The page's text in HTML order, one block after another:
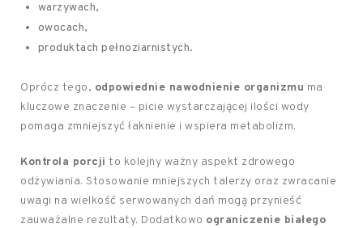
warzywach,
owocach,
produktach pełnoziarnistych.
Oprócz tego, odpowiednie nawodnienie organizmu ma
kluczowe znaczenie – picie wystarczającej ilości wody
pomaga zmniejszyć łaknienie i wspiera metabolizm.
Kontrola porcji to kolejny ważny aspekt zdrowego
odżywiania. Stosowanie mniejszych talerzy oraz zwracanie
uwagi na wielkość serwowanych dań mogą przynieść
zauważalne rezultaty. Dodatkowo ograniczenie białego